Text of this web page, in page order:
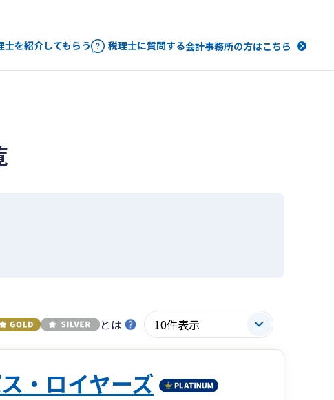
士を紹介してもらう 税理士に質問する会計事務所の方はこちら
とは
・ロイヤーズ